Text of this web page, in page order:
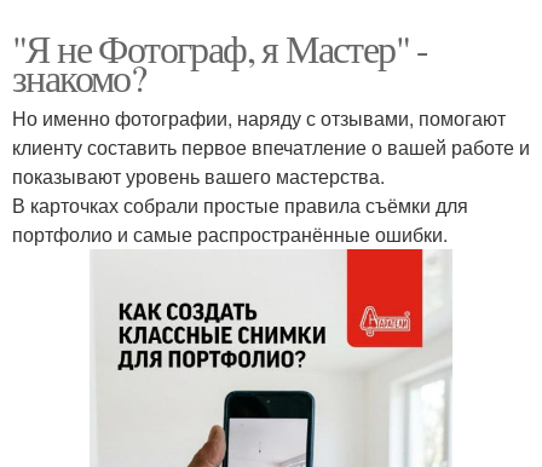
"Я не Фотограф, я Мастер" -
знакомо?
Но именно фотографии, наряду с отзывами, помогают
клиенту составить первое впечатление о вашей работе и
показывают уровень вашего мастерства.
В карточках собрали простые правила съёмки для
портфолио и самые распространённые ошибки.